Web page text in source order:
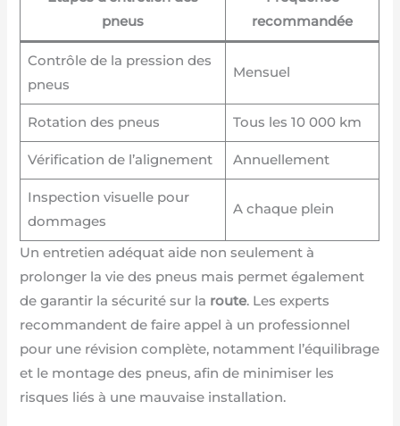
pneus
recommandée
Contrôle de la pression des
pneus
Mensuel
Rotation des pneus Tous les 10 000 km
Vérification de l’alignement Annuellement
Inspection visuelle pour
dommages
A chaque plein
Un entretien adéquat aide non seulement à
prolonger la vie des pneus mais permet également
de garantir la sécurité sur la route. Les experts
recommandent de faire appel à un professionnel
pour une révision complète, notamment l’équilibrage
et le montage des pneus, afin de minimiser les
risques liés à une mauvaise installation.